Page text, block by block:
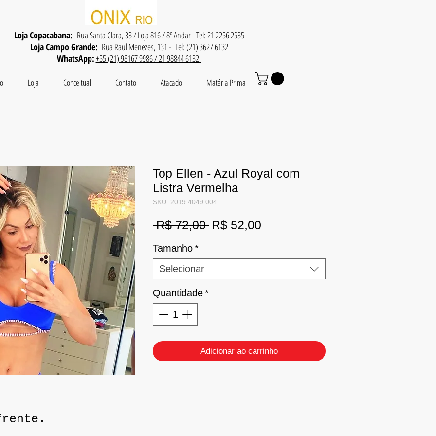
Loja Copacabana: Rua Santa Clara, 33 / Loja 816 / 8º Andar - Tel: 21 2256 2535
Loja Campo Grande: Rua Raul Menezes, 131 - Tel: (21) 3627 6132
WhatsApp:+55 (21) 98167 9986 / 21 98844 6132
Loja Conceitual Contato Atacado Matéria Prima
Top Ellen - Azul Royal com
Listra Vermelha
SKU: 2019.4049.004
R$ 72,00 Preço
R$ 52,00
Tamanho*
Selecionar
Quantidade*
Adicionar ao carrinho